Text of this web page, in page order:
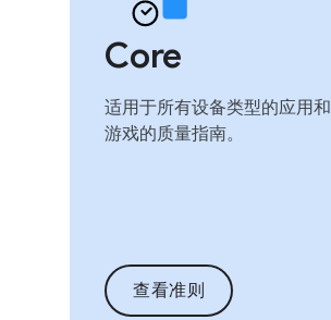
Core
适用于所有设备类型的应用和
游戏的质量指南。
查看准则